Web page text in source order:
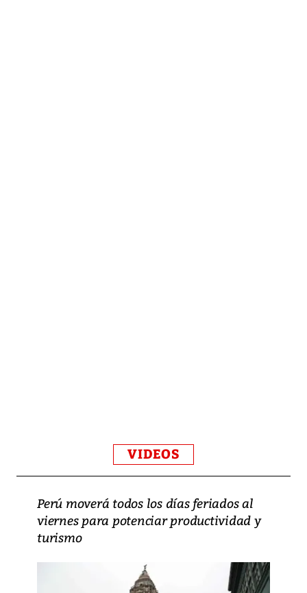
VIDEOS
Perú moverá todos los días feriados al
viernes para potenciar productividad y
turismo